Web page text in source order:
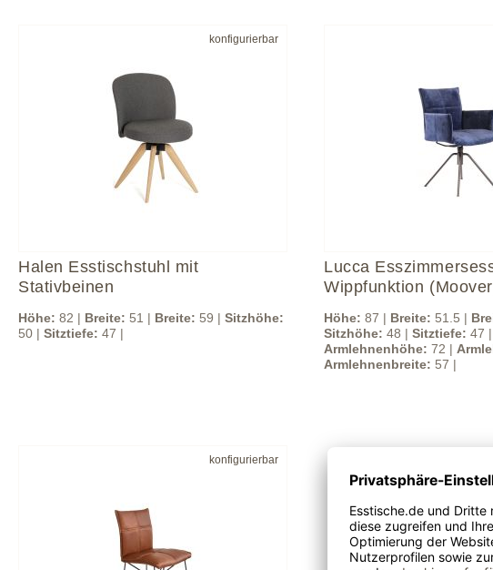
konfigurierbar
Halen Esstischstuhl mit
Stativbeinen
Höhe: 82 | Breite: 51 | Breite: 59 | Sitzhöhe:
50 | Sitztiefe: 47 |
Lucca
Wippfunktion
Höhe: 87 | Breite: 51.5 |
Sitzhöhe: 48 | Sitztiefe: 47 |
Armlehnenhöhe: 72 |
Armlehnenbreite: 57 |
konfigurierbar